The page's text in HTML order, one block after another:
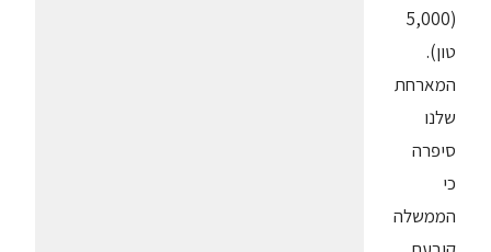
(5,000
טון).
המארחת
שלנו
סיפרה
כי
הממשלה